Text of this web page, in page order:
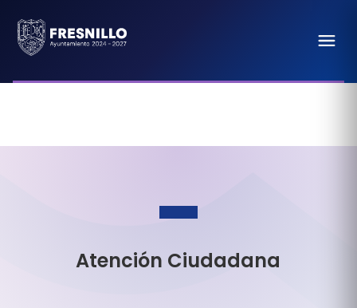
Atención Ciudadana